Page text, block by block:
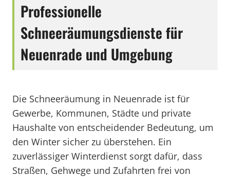
Professionelle
Schneeräumungsdienste für
Neuenrade und Umgebung
Die Schneeräumung in Neuenrade ist für
Gewerbe, Kommunen, Städte und private
Haushalte von entscheidender Bedeutung, um
den Winter sicher zu überstehen. Ein
zuverlässiger Winterdienst sorgt dafür, dass
Straßen, Gehwege und Zufahrten frei von